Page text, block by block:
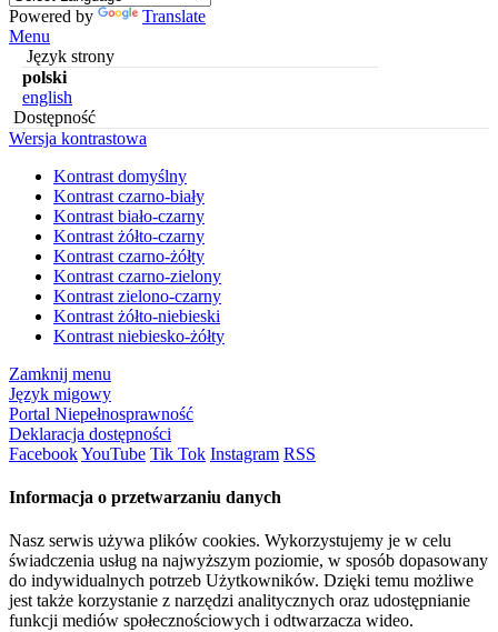
Powered by
Translate
Menu
Język strony
polski
english
Dostępność
Wersja kontrastowa
Kontrast domyślny
Kontrast czarno-biały
Kontrast biało-czarny
Kontrast żółto-czarny
Kontrast czarno-żółty
Kontrast czarno-zielony
Kontrast zielono-czarny
Kontrast żółto-niebieski
Kontrast niebiesko-żółty
Zamknij menu
Język migowy
Portal Niepełnosprawność
Deklaracja dostępności
FacebookYouTube Tik Tok Instagram RSS
Informacja o przetwarzaniu danych
Nasz serwis używa plików cookies. Wykorzystujemy je w celu
świadczenia usług na najwyższym poziomie, w sposób dopasowany
do indywidualnych potrzeb Użytkowników. Dzięki temu możliwe
jest także korzystanie z narzędzi analitycznych oraz udostępnianie
funkcji mediów społecznościowych i odtwarzacza wideo.